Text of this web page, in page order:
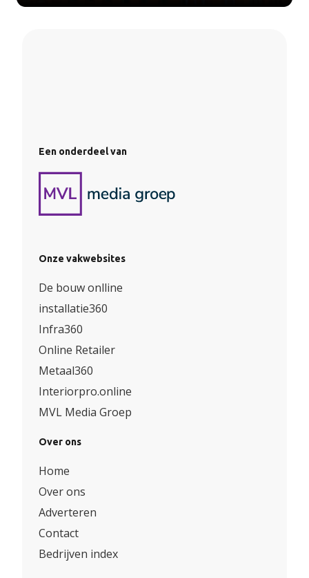
Een onderdeel van
Onze vakwebsites
De bouw onlline
installatie360
Infra360
Online Retailer
Metaal360
Interiorpro.online
MVL Media Groep
Over ons
Home
Over ons
Adverteren
Contact
Bedrijven index